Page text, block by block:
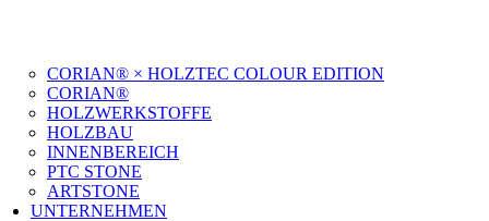
CORIAN® × HOLZTEC COLOUR EDITION
CORIAN®
HOLZWERKSTOFFE
HOLZBAU
INNENBEREICH
PTC STONE
ARTSTONE
UNTERNEHMEN